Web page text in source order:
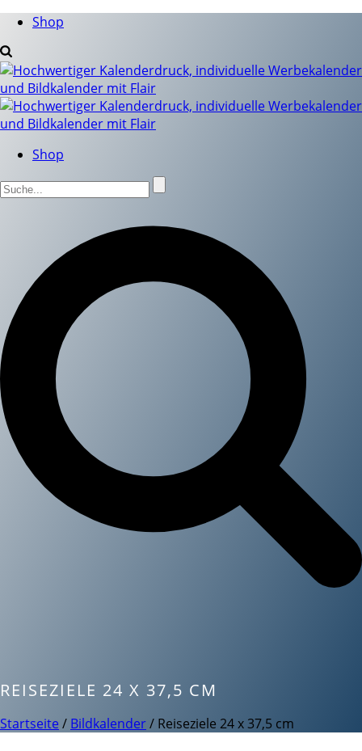
Shop
Shop
REISEZIELE 24 X 37,5 CM
Startseite / Bildkalender/ Reiseziele 24 x 37,5 cm